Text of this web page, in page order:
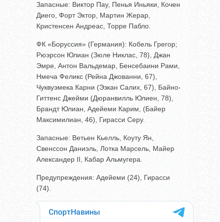
Запасные: Виктор Пау, Пенья Иньяки, Кочен
Диего, Форт Эктор, Мартин Жерар,
Кристенсен Андреас, Торре Пабло.
ФК «Боруссия» (Германия): Кобель Грегор;
Рюэрсон Юлиан (Зюле Никлас, 78), Джан
Эмре, Антон Вальдемар, Бенсебаини Рами,
Нмеча Феликс (Рейна Джованни, 67),
Чуквуэмека Карни (Эзкан Салих, 67), Байно-
Гиттенс Джейми (Дюранвилль Юлиен, 78),
Брандт Юлиан, Адейеми Карим, (Байер
Максимилиан, 46), Гирасси Серу.
Запасные: Ветьен Кьелль, Коуту Ян,
Свенссон Даниэль, Лотка Марсель, Майер
Александер II, Кабар Альмугера.
Предупреждения: Адейеми (24), Гирасси
(74).